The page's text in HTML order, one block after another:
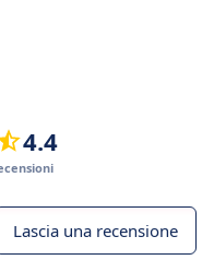
4.4
Lascia una recensione